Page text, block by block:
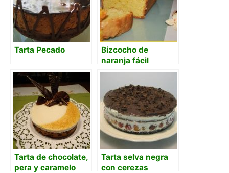
Tarta Pecado
Bizcocho de
naranja fácil
Tarta de chocolate,
pera y caramelo
Tarta selva negra
con cerezas